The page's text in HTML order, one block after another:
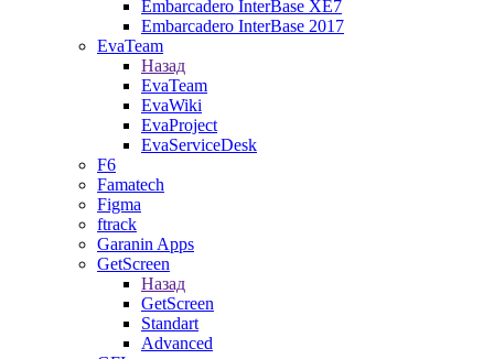
Embarcadero InterBase XE7
Embarcadero InterBase 2017
EvaTeam
Назад
EvaTeam
EvaWiki
EvaProject
EvaServiceDesk
F6
Famatech
Figma
ftrack
Garanin Apps
GetScreen
Назад
GetScreen
Standart
Advanced